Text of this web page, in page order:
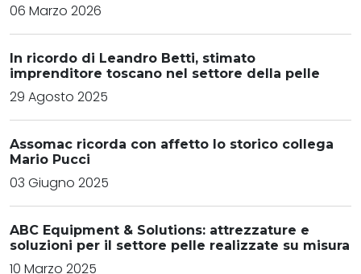
06 Marzo 2026
In ricordo di Leandro Betti, stimato
imprenditore toscano nel settore della pelle
29 Agosto 2025
Assomac ricorda con affetto lo storico collega
Mario Pucci
03 Giugno 2025
ABC Equipment & Solutions: attrezzature e
soluzioni per il settore pelle realizzate su misura
10 Marzo 2025